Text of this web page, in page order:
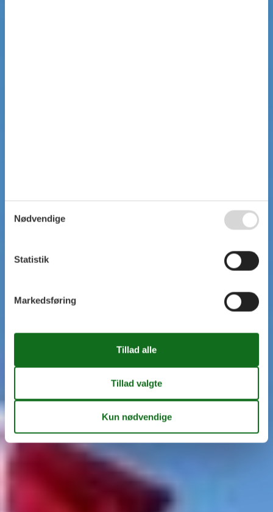
Nødvendige
Statistik
Markedsføring